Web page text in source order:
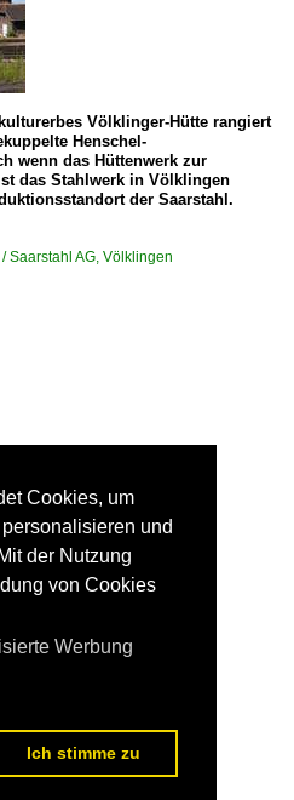
Völklinger-Hütte rangiert
Henschel-
wenn das Hüttenwerk zur
das Stahlwerk in Völklingen
der Saarstahl.
Saarstahl AG, Völklingen
Cookies, um
und
der Nutzung
von Cookies
Werbung
Ich stimme zu